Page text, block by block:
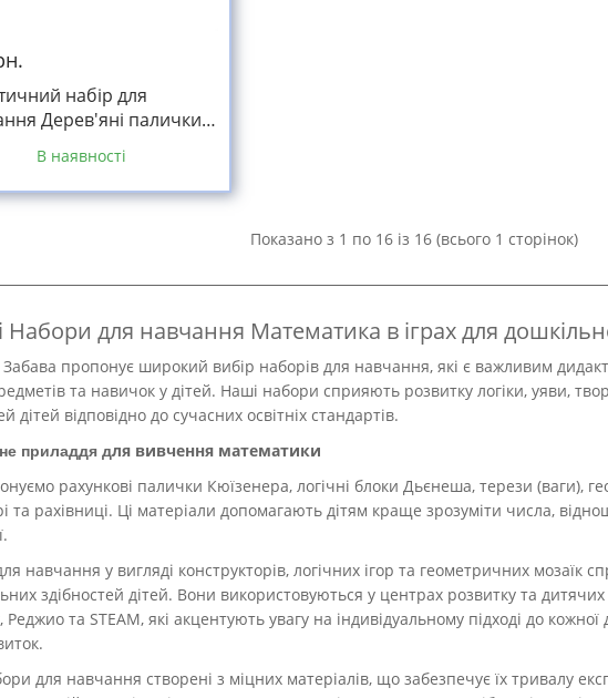
набір для
Дерев'яні палички
В наявності
Показано з 1 по 16 із 16 (всього 1 сторінок)
Набори для навчання Математика в іграх для
пропонує широкий вибір наборів для навчання, які є важливим
та навичок у дітей. Наші набори сприяють розвитку логіки, уяви,
дітей відповідно до сучасних освітніх стандартів.
приладдя для вивчення математики
рахункові палички Кюїзенера, логічні блоки Дьєнеша, терези (ваги),
та рахівниці. Ці матеріали допомагають дітям краще зрозуміти числа,
навчання у вигляді конструкторів, логічних ігор та геометричних мозаїк
здібностей дітей. Вони використовуються у центрах розвитку та
Реджио та STEAM, які акцентують увагу на індивідуальному підході до
для навчання створені з міцних матеріалів, що забезпечує їх тривалу